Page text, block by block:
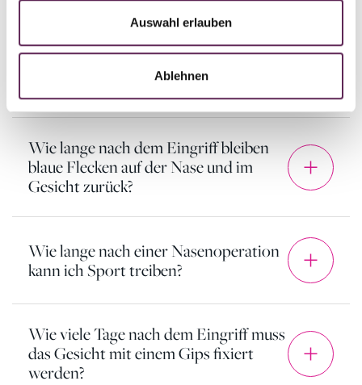
Auswahl erlauben
Ablehnen
Wie lange nach dem Eingriff bleiben
blaue Flecken auf der Nase und im
Gesicht zurück?
Wie lange nach einer Nasenoperation
kann ich Sport treiben?
Wie viele Tage nach dem Eingriff muss
das Gesicht mit einem Gips fixiert
werden?